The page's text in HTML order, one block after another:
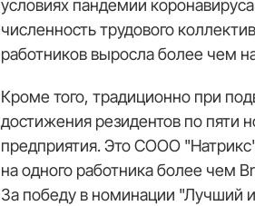
условиях пандемии
численность трудового
работников выросла более чем
Кроме того, традиционно при
достижения резидентов по пяти
предприятия. Это СООО
на одного работника более чем
За победу в номинации "Лучший